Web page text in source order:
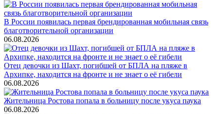
В России появилась первая брендированная мобильная связь
благотворительной организации
06.08.2026
Отец девочки из Шахт, погибшей от БПЛА на пляже в
Архипке, находится на фронте и не знает о её гибели
06.08.2026
Жительница Ростова попала в больницу после укуса паука
06.08.2026